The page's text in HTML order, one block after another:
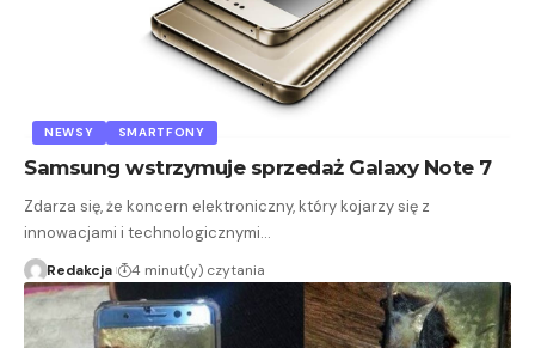
NEWSY SMARTFONY
Samsung wstrzymuje sprzedaż Galaxy Note 7
Zdarza się, że koncern elektroniczny, który kojarzy się z
innowacjami i technologicznymi…
Redakcja 4 minut(y) czytania